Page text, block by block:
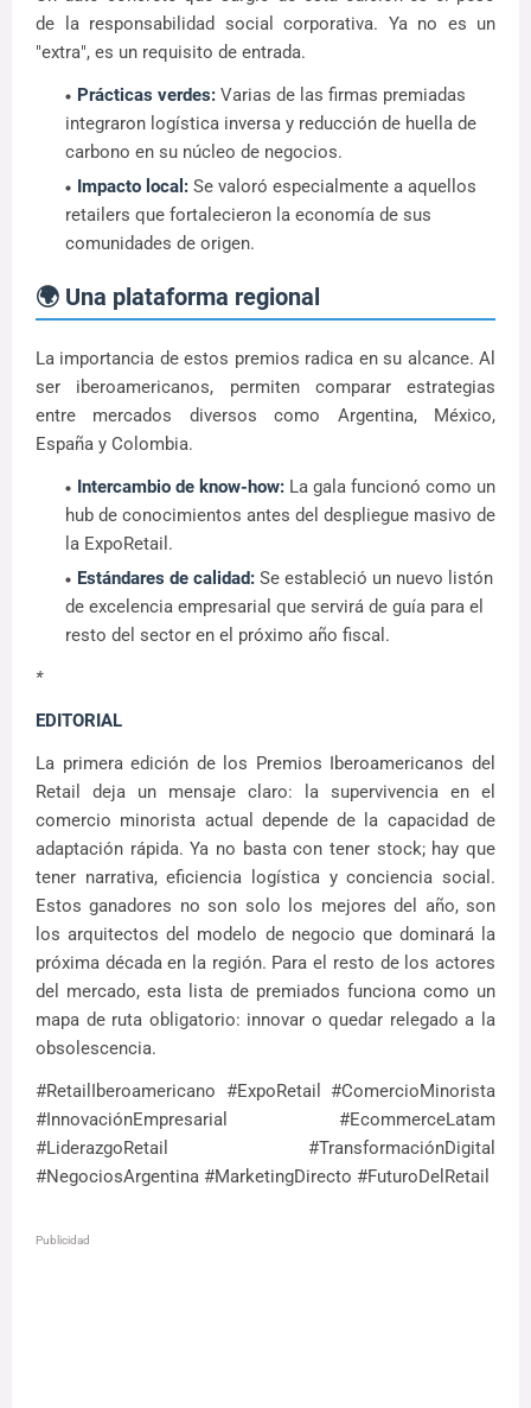
de la responsabilidad social corporativa. Ya no es un
"extra", es un requisito de entrada.
Prácticas verdes: Varias de las firmas premiadas
integraron logística inversa y reducción de huella de
carbono en su núcleo de negocios.
Impacto local: Se valoró especialmente a aquellos
retailers que fortalecieron la economía de sus
comunidades de origen.
🌍 Una plataforma regional
La importancia de estos premios radica en su alcance. Al
ser iberoamericanos, permiten comparar estrategias
entre mercados diversos como Argentina, México,
España y Colombia.
Intercambio de know-how: La gala funcionó como un
hub de conocimientos antes del despliegue masivo de
la ExpoRetail.
Estándares de calidad: Se estableció un nuevo listón
de excelencia empresarial que servirá de guía para el
resto del sector en el próximo año fiscal.
*
EDITORIAL
La primera edición de los Premios Iberoamericanos del
Retail deja un mensaje claro: la supervivencia en el
comercio minorista actual depende de la capacidad de
adaptación rápida. Ya no basta con tener stock; hay que
tener narrativa, eficiencia logística y conciencia social.
Estos ganadores no son solo los mejores del año, son
los arquitectos del modelo de negocio que dominará la
próxima década en la región. Para el resto de los actores
del mercado, esta lista de premiados funciona como un
mapa de ruta obligatorio: innovar o quedar relegado a la
obsolescencia.
#RetailIberoamericano #ExpoRetail #ComercioMinorista
#InnovaciónEmpresarial #EcommerceLatam
#LiderazgoRetail #TransformaciónDigital
#NegociosArgentina #MarketingDirecto #FuturoDelRetail
Publicidad